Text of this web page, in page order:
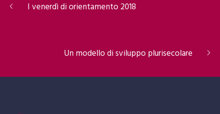
I venerdì di orientamento 2018
Un modello di sviluppo plurisecolare